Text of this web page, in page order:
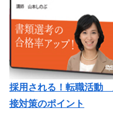
採用される！転職活動
接対策のポイント